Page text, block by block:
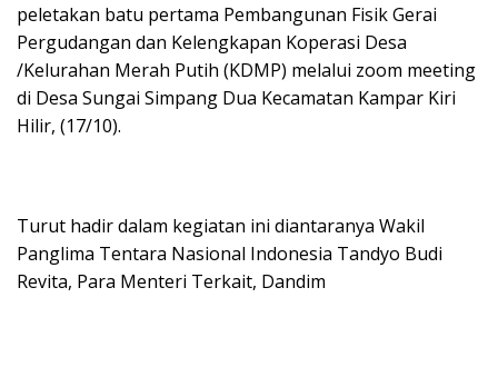
peletakan batu pertama Pembangunan Fisik Gerai
Pergudangan dan Kelengkapan Koperasi Desa
/Kelurahan Merah Putih (KDMP) melalui zoom meeting
di Desa Sungai Simpang Dua Kecamatan Kampar Kiri
Hilir, (17/10).
Turut hadir dalam kegiatan ini diantaranya Wakil
Panglima Tentara Nasional Indonesia Tandyo Budi
Revita, Para Menteri Terkait, Dandim